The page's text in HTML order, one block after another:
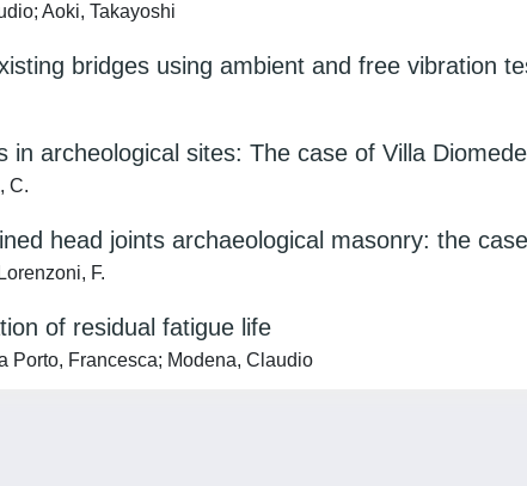
Aoki, Takayoshi
bridges using ambient and free vibration
archeological sites: The case of Villa
C.
head joints archaeological masonry: the
F.
of residual fatigue life
Porto, Francesca; Modena, Claudio